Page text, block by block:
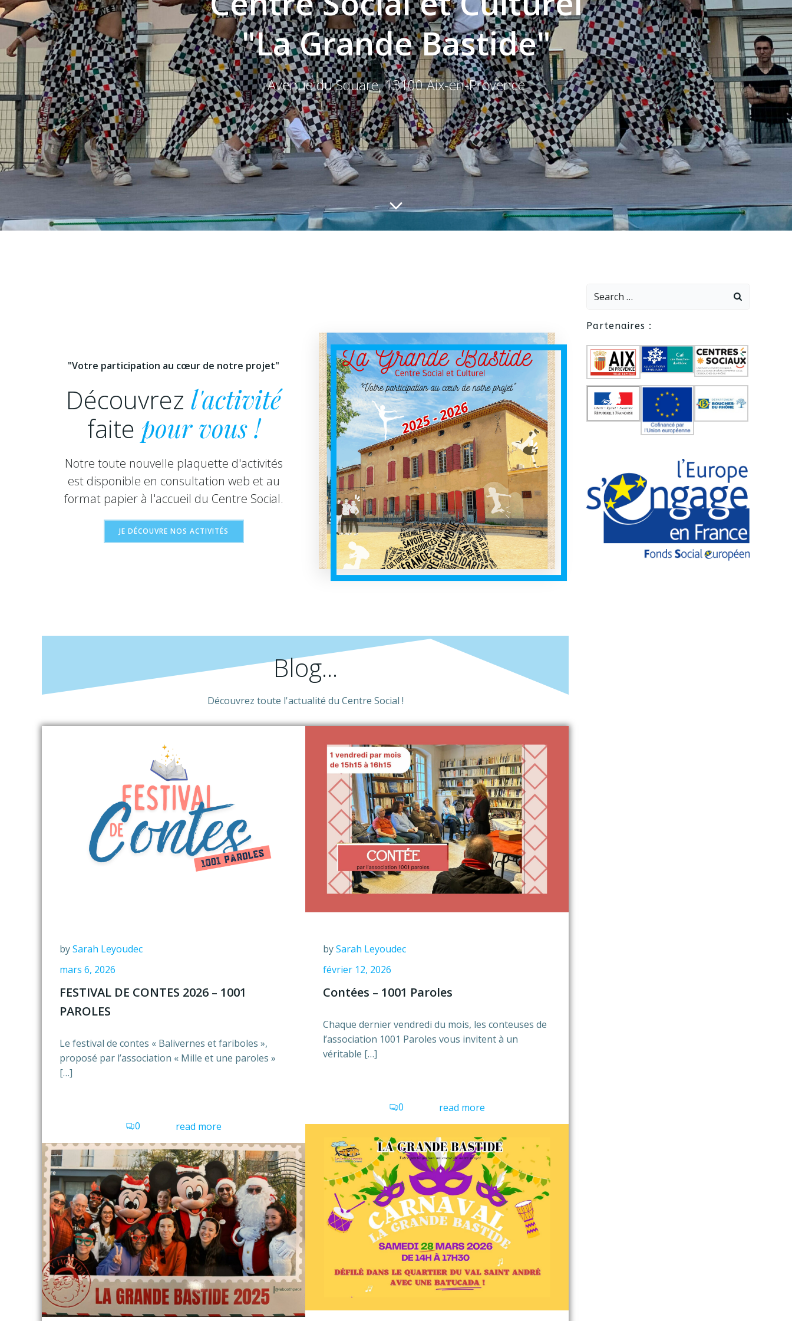
"La Grande Bastide"
Avenue du Square, 13100 Aix-en-Provence
"Votre participation au cœur de notre projet"
Découvrez l'activité
faite pour vous !
Notre toute nouvelle plaquette d'activités
est disponible en consultation web et au
format papier à l'accueil du Centre Social.
JE DÉCOUVRE NOS ACTIVITÉS
Blog...
Découvrez toute l'actualité du Centre Social !
bySarah Leyoudec
mars 6, 2026
FESTIVAL DE CONTES 2026 – 1001
PAROLES
Le festival de contes « Balivernes et fariboles »,
proposé par l’association « Mille et une paroles »
[…]
0 read more
bySarah Leyoudec
février 12, 2026
Contées – 1001 Paroles
Chaque dernier vendredi du mois, les conteuses de
l’association 1001 Paroles vous invitent à un
véritable […]
0 read more
Search
Partenaires :